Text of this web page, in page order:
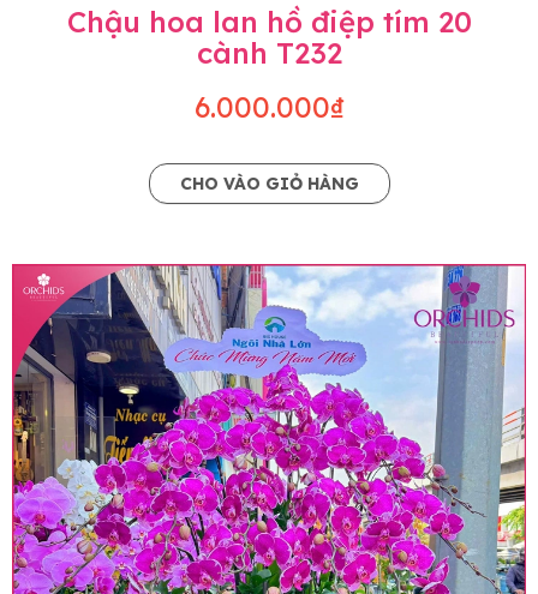
Chậu hoa lan hồ điệp tím 20
cành T232
6.000.000₫
CHO VÀO GIỎ HÀNG